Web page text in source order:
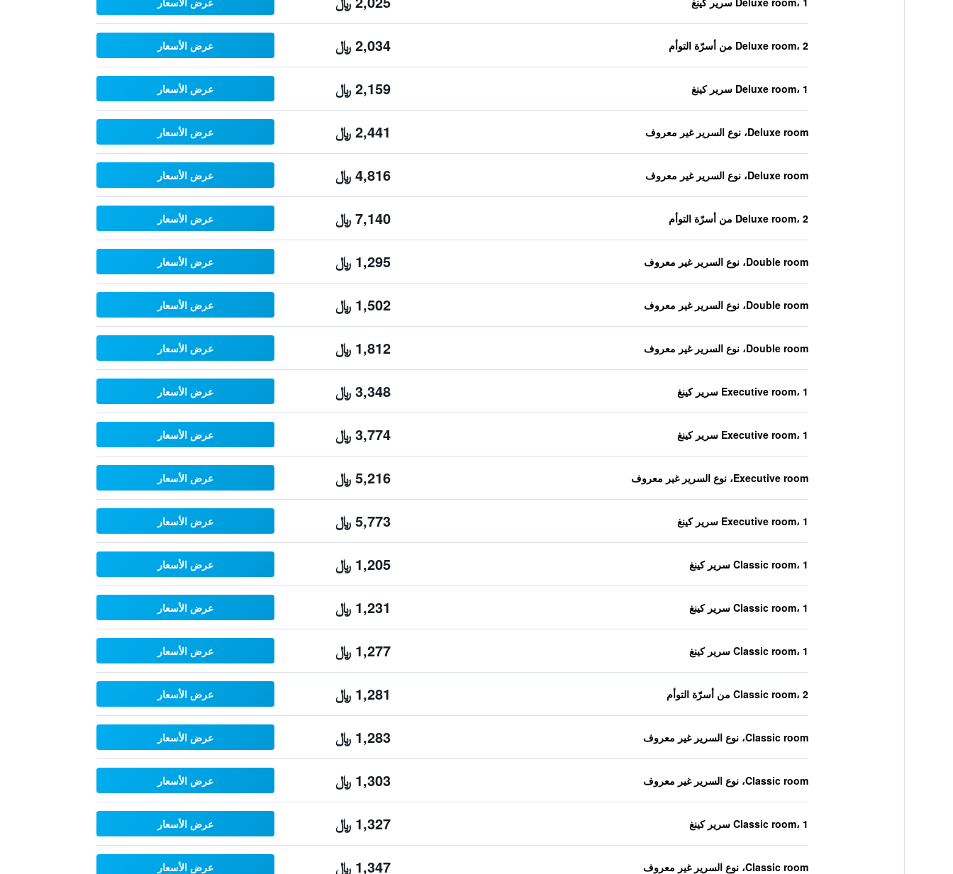
Deluxe room، 2 من أسرّة التوأم 2,034 ﷼ عرض الأسعار
Deluxe room، 1 سرير كينغ 2,159 ﷼ عرض الأسعار
Deluxe room، نوع السرير غير معروف 2,441 ﷼ عرض الأسعار
Deluxe room، نوع السرير غير معروف 4,816 ﷼ عرض الأسعار
Deluxe room، 2 من أسرّة التوأم 7,140 ﷼ عرض الأسعار
Double room، نوع السرير غير معروف 1,295 ﷼ عرض الأسعار
Double room، نوع السرير غير معروف 1,502 ﷼ عرض الأسعار
Double room، نوع السرير غير معروف 1,812 ﷼ عرض الأسعار
Executive room، 1 سرير كينغ 3,348 ﷼ عرض الأسعار
Executive room، 1 سرير كينغ 3,774 ﷼ عرض الأسعار
Executive room، نوع السرير غير معروف 5,216 ﷼ عرض الأسعار
Executive room، 1 سرير كينغ 5,773 ﷼ عرض الأسعار
Classic room، 1 سرير كينغ 1,205 ﷼ عرض الأسعار
Classic room، 1 سرير كينغ 1,231 ﷼ عرض الأسعار
Classic room، 1 سرير كينغ 1,277 ﷼ عرض الأسعار
Classic room، 2 من أسرّة التوأم 1,281 ﷼ عرض الأسعار
Classic room، نوع السرير غير معروف 1,283 ﷼ عرض الأسعار
Classic room، نوع السرير غير معروف 1,303 ﷼ عرض الأسعار
Classic room، 1 سرير كينغ 1,327 ﷼ عرض الأسعار
Classic room، نوع السرير غير معروف 1,347 ﷼ عرض الأسعار